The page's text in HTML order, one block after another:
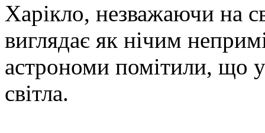
Харікло, незважаючи на
виглядає як нічим
астрономи помітили, що
світла.